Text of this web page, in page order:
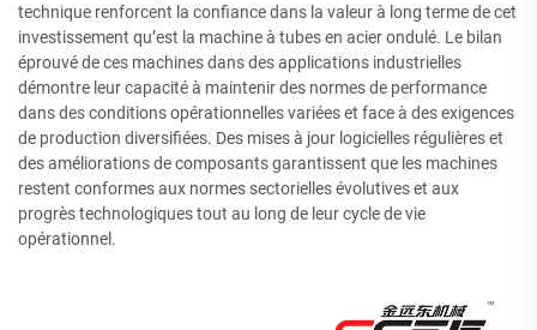
technique renforcent la confiance dans la valeur à long terme de cet
investissement qu’est la machine à tubes en acier ondulé. Le bilan
éprouvé de ces machines dans des applications industrielles
démontre leur capacité à maintenir des normes de performance
dans des conditions opérationnelles variées et face à des exigences
de production diversifiées. Des mises à jour logicielles régulières et
des améliorations de composants garantissent que les machines
restent conformes aux normes sectorielles évolutives et aux
progrès technologiques tout au long de leur cycle de vie
opérationnel.